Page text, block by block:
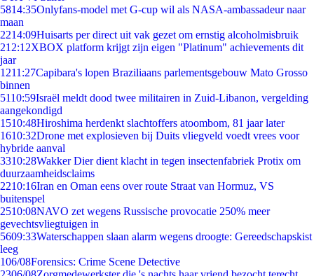
5814:35Onlyfans-model met G-cup wil als NASA-ambassadeur naar
maan
2214:09Huisarts per direct uit vak gezet om ernstig alcoholmisbruik
212:12XBOX platform krijgt zijn eigen "Platinum" achievements dit
jaar
1211:27Capibara's lopen Braziliaans parlementsgebouw Mato Grosso
binnen
5110:59Israël meldt dood twee militairen in Zuid-Libanon, vergelding
aangekondigd
1510:48Hiroshima herdenkt slachtoffers atoombom, 81 jaar later
1610:32Drone met explosieven bij Duits vliegveld voedt vrees voor
hybride aanval
3310:28Wakker Dier dient klacht in tegen insectenfabriek Protix om
duurzaamheidsclaims
2210:16Iran en Oman eens over route Straat van Hormuz, VS
buitenspel
2510:08NAVO zet wegens Russische provocatie 250% meer
gevechtsvliegtuigen in
5609:33Waterschappen slaan alarm wegens droogte: Gereedschapskist
leeg
106/08Forensics: Crime Scene Detective